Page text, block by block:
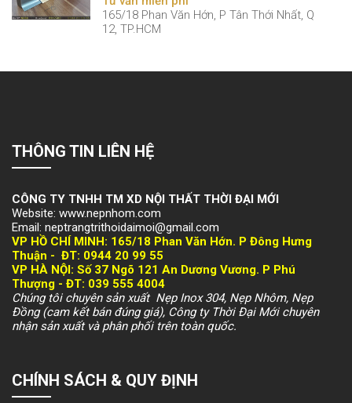
165/18 Phan Văn Hớn, P Tân Thới Nhất, Q
12, TP.HCM
THÔNG TIN LIÊN HỆ
CÔNG TY TNHH TM XD NỘI THẤT THỜI ĐẠI MỚI
Website: www.nepnhom.com
Email: neptrangtrithoidaimoi@gmail.com
VP HỒ CHÍ MINH: 165/18 Phan Văn Hớn. P Đông Hưng
Thuận - ĐT: 0944 20 99 55
VP HÀ NỘI : Số 37 Ngõ 121 An Dương Vương. P Phú
Thượng - ĐT: 039 555 4004
Chúng tôi chuyên sản xuất Nẹp Inox 304, Nẹp Nhôm, Nẹp
Đồng (cam kết bán đúng giá), Công ty Thời Đại Mới chuyên
nhận sản xuất và phân phối trên toàn quốc.
CHÍNH SÁCH & QUY ĐỊNH